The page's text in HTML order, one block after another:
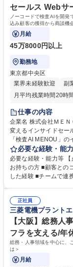
セールス Webサ
ノーコードで検査AIを開発
込み顧客の獲得から商談機
ルドセールスをつなぐ役割
月給
45万8000円以上
勤務地
東京都中央区
業界未経験歓迎
副
月平均残業時間20時
時短勤務あり
駅近5分以内
土日
仕事の内容
企業名 株式会社ＭＥＮＯＵ 求人名 ★【未経験歓迎】AIで製
変えるインサイドセールス 仕事の内容 ノーコードで検査AI
「検査AI MENOU」
商談機会の創出までを
セールスをつなぐ役割として、 適切なタイミングで
ョンを取りながら、受
体的な仕事内容】 リ
実行/フィールドセールスへの案件連携 募
造業の未来を変えるイ
必要な経験・能
必要な経験・能力等
お持ちの方 ■顧客との
した経験 ■チームで連携しな
企画・実行経験 ・
もとに営業プロセスを改善した経験 学歴・資
大 専修学校 高校 語学
正社員
三菱電機プラント
【大阪】総務人
フラを支える/年
総務・人事領域を中心に、
は＞
月給